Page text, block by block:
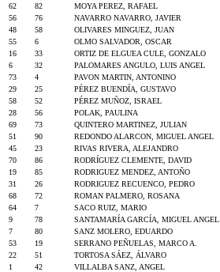
62
82 MOYA PEREZ, RAFAEL
56
76 NAVARRO NAVARRO, JAVIER
48
58 OLIVARES MINGUEZ, JUAN
55
6 OLMO SALVADOR, OSCAR
16
33 ORTIZ DE ELGUEA CULE, GONZALO
6
32 PALOMARES ANGULO, LUIS ANGEL
73
4 PAVON MARTIN, ANTONINO
29
25 PÉREZ BUENDÍA, GUSTAVO
58
52 PÉREZ MUÑOZ, ISRAEL
28
56 POLAK, PAULINA
69
73 QUINTERO MARTINEZ, JULIAN
51
90 REDONDO ALARCON, MIGUEL ANGEL
45
23 RIVAS RIVERA, ALEJANDRO
70
86 RODRÍGUEZ CLEMENTE, DAVID
19
85 RODRIGUEZ MENDEZ, ANTOÑO
31
26 RODRIGUEZ RECUENCO, PEDRO
68
72 ROMAN PALMERO, ROSANA
64
7 SACO RUIZ, MARIO
9
78 SANTAMARÍA GARCÍA, MIGUEL ANGEL
7
80 SANZ MOLERO, EDUARDO
53
19 SERRANO PEÑUELAS, MARCO A.
22
51 TORTOSA SÁEZ, ÁLVARO
1
42 VILLALBA SANZ, ANGEL